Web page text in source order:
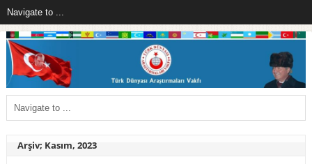
Arşiv; Kasım, 2023